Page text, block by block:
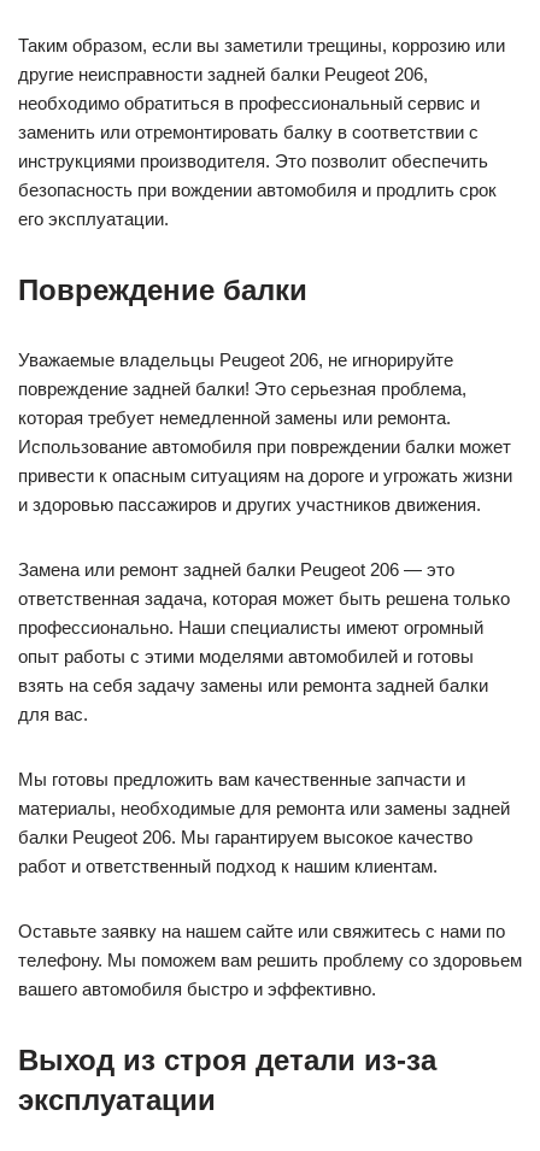
Таким образом, если вы заметили трещины, коррозию или
другие неисправности задней балки Peugeot 206,
необходимо обратиться в профессиональный сервис и
заменить или отремонтировать балку в соответствии с
инструкциями производителя. Это позволит обеспечить
безопасность при вождении автомобиля и продлить срок
его эксплуатации.
Повреждение балки
Уважаемые владельцы Peugeot 206, не игнорируйте
повреждение задней балки! Это серьезная проблема,
которая требует немедленной замены или ремонта.
Использование автомобиля при повреждении балки может
привести к опасным ситуациям на дороге и угрожать жизни
и здоровью пассажиров и других участников движения.
Замена или ремонт задней балки Peugeot 206 — это
ответственная задача, которая может быть решена только
профессионально. Наши специалисты имеют огромный
опыт работы с этими моделями автомобилей и готовы
взять на себя задачу замены или ремонта задней балки
для вас.
Мы готовы предложить вам качественные запчасти и
материалы, необходимые для ремонта или замены задней
балки Peugeot 206. Мы гарантируем высокое качество
работ и ответственный подход к нашим клиентам.
Оставьте заявку на нашем сайте или свяжитесь с нами по
телефону. Мы поможем вам решить проблему со здоровьем
вашего автомобиля быстро и эффективно.
Выход из строя детали из-за
эксплуатации